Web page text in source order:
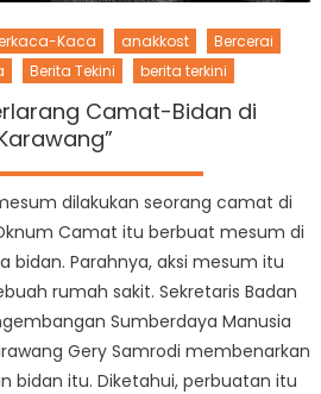
Kaca anakkost
Bercerai
Berita Tekini berita terkini
Camat-Bidan di
dilakukan seorang camat di
Camat itu berbuat mesum di
bidan. Parahnya, aksi mesum itu
rumah sakit. Sekretaris Badan
Sumberdaya Manusia
Gery Samrodi membenarkan
bidan itu. Diketahui, perbuatan itu